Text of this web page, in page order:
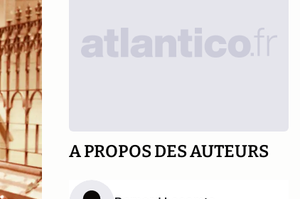
A PROPOS DES AUTEURS